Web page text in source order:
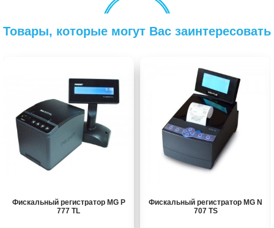
Товары, которые могут Вас заинтересовать
Фискальный регистратор MG P
777 TL
Фискальный регистратор MG N
707 TS